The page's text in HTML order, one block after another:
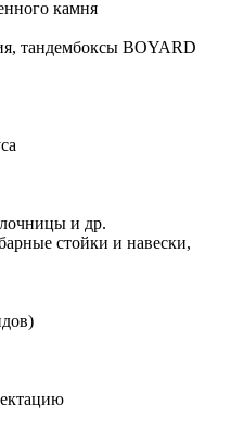
камня
тандембоксы BOYARD
и др.
стойки и навески,